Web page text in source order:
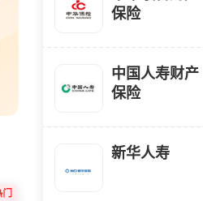
保险
中国人寿财产
保险
新华人寿